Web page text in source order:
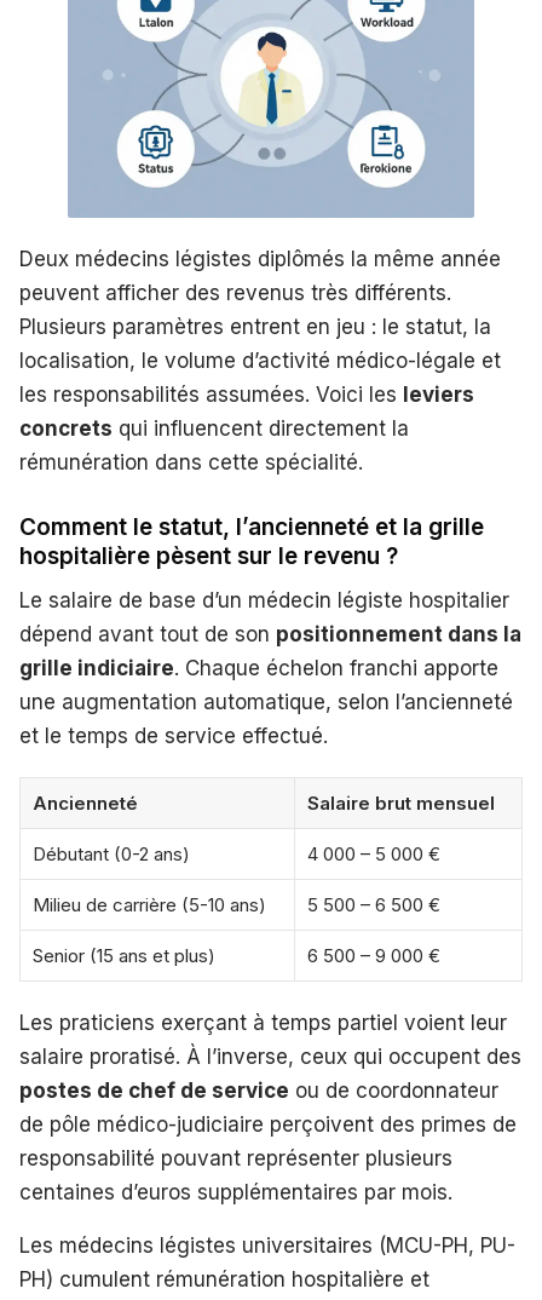
Deux médecins légistes diplômés la même année
peuvent afficher des revenus très différents.
Plusieurs paramètres entrent en jeu : le statut, la
localisation, le volume d’activité médico-légale et
les responsabilités assumées. Voici les leviers
concrets qui influencent directement la
rémunération dans cette spécialité.
Comment le statut, l’ancienneté et la grille
hospitalière pèsent sur le revenu ?
Le salaire de base d’un médecin légiste hospitalier
dépend avant tout de son positionnement dans la
grille indiciaire. Chaque échelon franchi apporte
une augmentation automatique, selon l’ancienneté
et le temps de service effectué.
Ancienneté Salaire brut mensuel
Débutant (0-2 ans) 4 000 – 5 000 €
Milieu de carrière (5-10 ans) 5 500 – 6 500 €
Senior (15 ans et plus) 6 500 – 9 000 €
Les praticiens exerçant à temps partiel voient leur
salaire proratisé. À l’inverse, ceux qui occupent des
postes de chef de service ou de coordonnateur
de pôle médico-judiciaire perçoivent des primes de
responsabilité pouvant représenter plusieurs
centaines d’euros supplémentaires par mois.
Les médecins légistes universitaires (MCU-PH, PU-
PH) cumulent rémunération hospitalière et